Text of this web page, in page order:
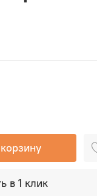
в 1 клик